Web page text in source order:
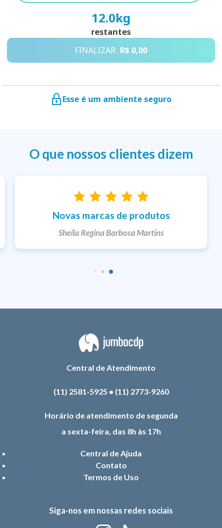
12.0kg
restantes
FINALIZAR R$ 0,00
Esse é um ambiente seguro
O que nossos clientes dizem
Entrega rápida
Ketlem
Central de Atendimento
(11) 2581-5925 • (11) 2773-9260
Horário de atendimento de segunda
a sexta-feira, das 8h às 17h
Central de Ajuda
Contato
Termos de Uso
Siga-nos em nossas redes sociais